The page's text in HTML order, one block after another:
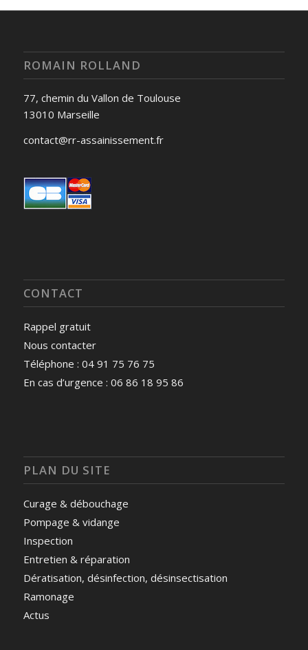
ROMAIN ROLLAND
77, chemin du Vallon de Toulouse
13010 Marseille
contact@rr-assainissement.fr
CONTACT
Rappel gratuit
Nous contacter
Téléphone : 04 91 75 76 75
En cas d’urgence : 06 86 18 95 86
PLAN DU SITE
Curage & débouchage
Pompage & vidange
Inspection
Entretien & réparation
Dératisation, désinfection, désinsectisation
Ramonage
Actus